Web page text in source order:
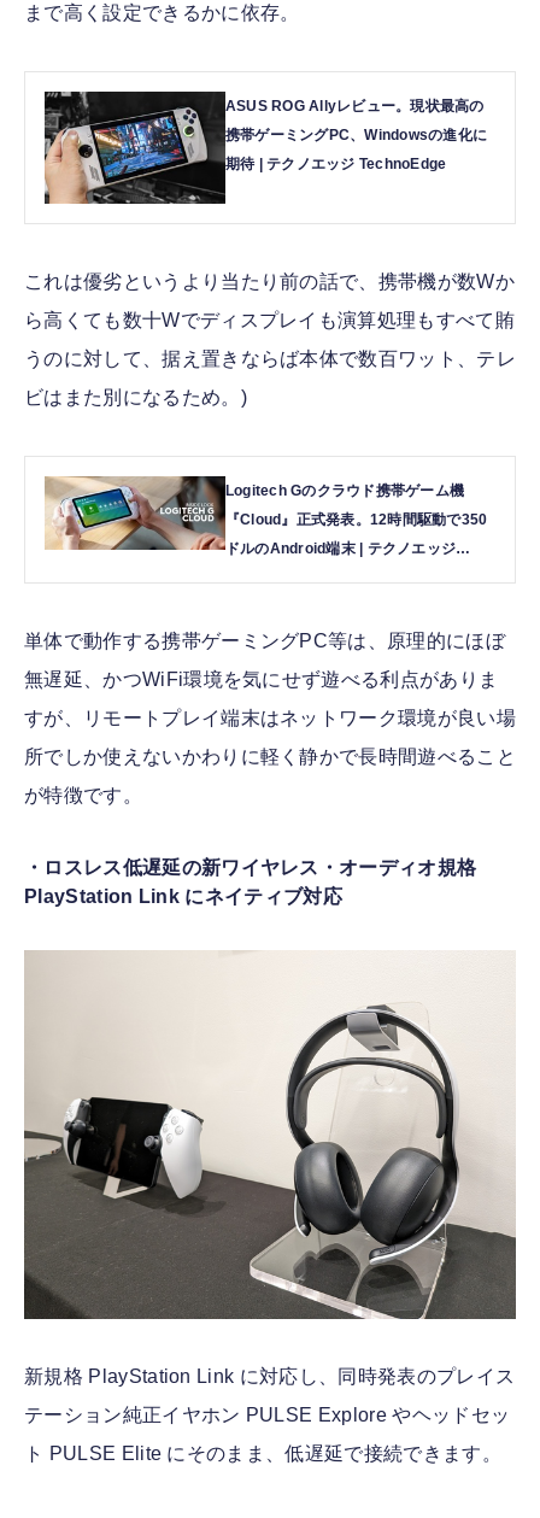
まで高く設定できるかに依存。
ASUS ROG Allyレビュー。現状最高の
携帯ゲーミングPC、Windowsの進化に
期待 | テクノエッジ TechnoEdge
これは優劣というより当たり前の話で、携帯機が数Wか
ら高くても数十Wでディスプレイも演算処理もすべて賄
うのに対して、据え置きならば本体で数百ワット、テレ
ビはまた別になるため。)
Logitech Gのクラウド携帯ゲーム機
『Cloud』正式発表。12時間駆動で350
ドルのAndroid端末 | テクノエッジ
単体で動作する携帯ゲーミングPC等は、原理的にほぼ
無遅延、かつWiFi環境を気にせず遊べる利点がありま
すが、リモートプレイ端末はネットワーク環境が良い場
所でしか使えないかわりに軽く静かで長時間遊べること
が特徴です。
・ロスレス低遅延の新ワイヤレス・オーディオ規格
PlayStation Link にネイティブ対応
新規格 PlayStation Link に対応し、同時発表のプレイス
テーション純正イヤホン PULSE Explore やヘッドセッ
ト PULSE Elite にそのまま、低遅延で接続できます。